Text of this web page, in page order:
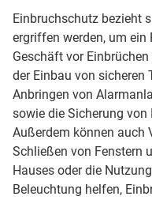
Einbruchschutz bezieht
ergriffen werden, um ein
Geschäft vor
der Einbau von sicheren
Anbringen von
sowie die Sicherung von
Außerdem können auch
Schließen von Fenstern
Hauses oder die
Beleuchtung helfen,